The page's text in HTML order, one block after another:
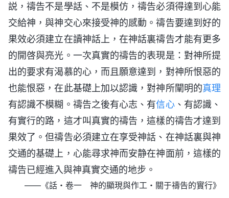
説，禱告不是學話、不是模仿，禱告必須得達到心能
交給神，與神交心來接受神的感動。禱告要達到好的
果效必須建立在讀神話上，在神話裏禱告才能有更多
的開啓與亮光。一次真實的禱告的表現是：對神所提
出的要求有渴慕的心，而且願意達到，對神所恨惡的
也能恨惡，在此基礎上加以認識，對神所闡明的真理
有認識不模糊。禱告之後有心志、有信心、有認識、
有實行的路，這才叫真實的禱告，這樣的禱告才達到
果效了。但禱告必須建立在享受神話、在神話裏與神
交通的基礎上，心能尋求神而安静在神面前，這樣的
禱告已經進入與神真實交通的地步。
——《話・卷一 神的顯現與作工・關于禱告的實行》